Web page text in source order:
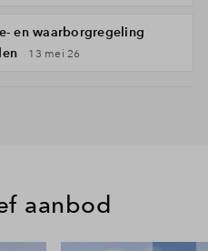
en waarborgregeling
13 mei 26
aanbod